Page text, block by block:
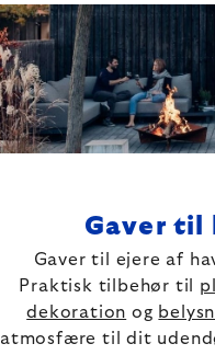
Gaver til
Gaver til ejere af
Praktisk tilbehør til
dekoration og
atmosfære til dit